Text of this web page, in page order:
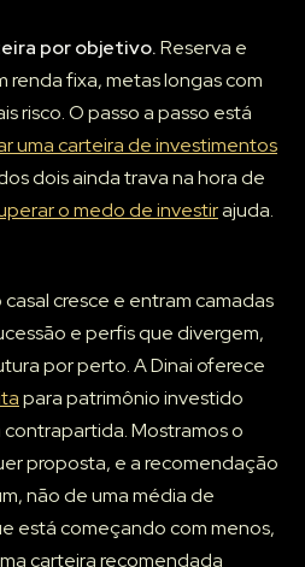
por objetivo.Reserva e
renda fixa, metas longas com
risco. O passo a passo está
uma carteira de investimentos
dois ainda trava na hora de
o medo de investirajuda.
cresce e entram camadas
e perfis que divergem,
por perto. A Dinai oferece
para patrimônio investido
contrapartida. Mostramos o
proposta, e a recomendação
não de uma média de
está começando com menos,
carteira recomendada